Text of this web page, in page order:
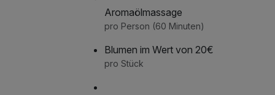
Aromaölmassage
pro Person (60 Minuten)
Blumen im Wert von 20€
pro Stück